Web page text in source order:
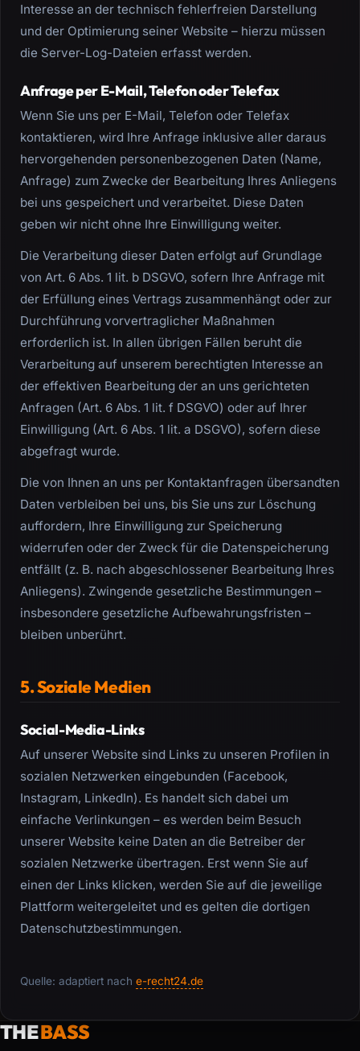
Interesse an der technisch fehlerfreien Darstellung
und der Optimierung seiner Website – hierzu müssen
die Server-Log-Dateien erfasst werden.
Anfrage per E-Mail, Telefon oder Telefax
Wenn Sie uns per E-Mail, Telefon oder Telefax
kontaktieren, wird Ihre Anfrage inklusive aller daraus
hervorgehenden personenbezogenen Daten (Name,
Anfrage) zum Zwecke der Bearbeitung Ihres Anliegens
bei uns gespeichert und verarbeitet. Diese Daten
geben wir nicht ohne Ihre Einwilligung weiter.
Die Verarbeitung dieser Daten erfolgt auf Grundlage
von Art. 6 Abs. 1 lit. b DSGVO, sofern Ihre Anfrage mit
der Erfüllung eines Vertrags zusammenhängt oder zur
Durchführung vorvertraglicher Maßnahmen
erforderlich ist. In allen übrigen Fällen beruht die
Verarbeitung auf unserem berechtigten Interesse an
der effektiven Bearbeitung der an uns gerichteten
Anfragen (Art. 6 Abs. 1 lit. f DSGVO) oder auf Ihrer
Einwilligung (Art. 6 Abs. 1 lit. a DSGVO), sofern diese
abgefragt wurde.
Die von Ihnen an uns per Kontaktanfragen übersandten
Daten verbleiben bei uns, bis Sie uns zur Löschung
auffordern, Ihre Einwilligung zur Speicherung
widerrufen oder der Zweck für die Datenspeicherung
entfällt (z. B. nach abgeschlossener Bearbeitung Ihres
Anliegens). Zwingende gesetzliche Bestimmungen –
insbesondere gesetzliche Aufbewahrungsfristen –
bleiben unberührt.
5. Soziale Medien
Social-Media-Links
Auf unserer Website sind Links zu unseren Profilen in
sozialen Netzwerken eingebunden (Facebook,
Instagram, LinkedIn). Es handelt sich dabei um
einfache Verlinkungen – es werden beim Besuch
unserer Website keine Daten an die Betreiber der
sozialen Netzwerke übertragen. Erst wenn Sie auf
einen der Links klicken, werden Sie auf die jeweilige
Plattform weitergeleitet und es gelten die dortigen
Datenschutzbestimmungen.
Quelle: adaptiert nach e-recht24.de
THEBASS